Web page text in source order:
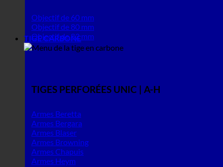
Objectif de 60 mm
Objectif de 80 mm
Objectif de 82 mm
TIGE CARBONE
TIGES PERFORÉES UNIC | A-H
Armes Beretta
Armes Bergara
Armes Blaser
Armes Browning
Armes Chapuis
Armes Heym